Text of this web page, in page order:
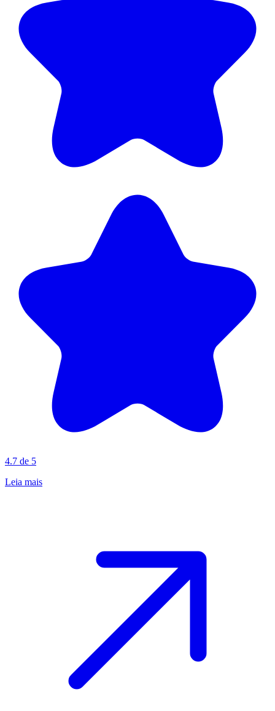
4.7 de 5
Leia mais